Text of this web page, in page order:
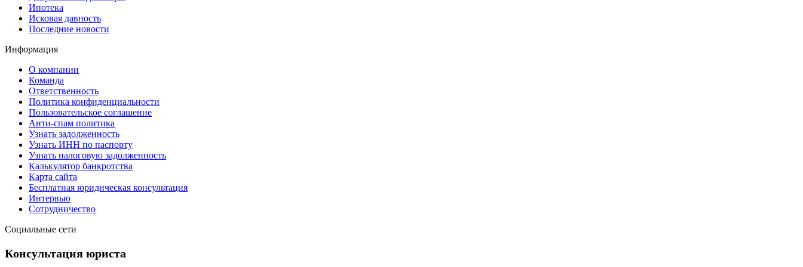
Ипотека
Исковая давность
Последние новости
Информация
О компании
Команда
Ответственность
Политика конфиденциальности
Пользовательское соглашение
Анти-спам политика
Узнать задолженность
Узнать ИНН по паспорту
Узнать налоговую задолженность
Калькулятор банкротства
Карта сайта
Бесплатная юридическая консультация
Интервью
Сотрудничество
Социальные сети
Консультация юриста